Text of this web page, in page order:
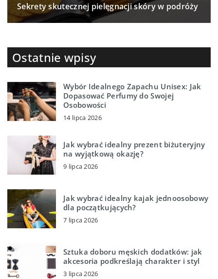
Sekrety skutecznej pielęgnacji skóry w podróży
Ostatnie wpisy
Wybór Idealnego Zapachu Unisex: Jak
Dopasować Perfumy do Swojej
Osobowości
14 lipca 2026
Jak wybrać idealny prezent biżuteryjny
na wyjątkową okazję?
9 lipca 2026
Jak wybrać idealny kajak jednoosobowy
dla początkujących?
7 lipca 2026
Sztuka doboru męskich dodatków: jak
akcesoria podkreślają charakter i styl
3 lipca 2026